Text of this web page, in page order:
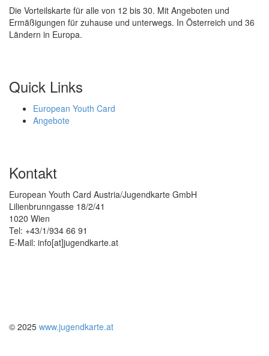
Die Vorteilskarte für alle von 12 bis 30. Mit Angeboten und
Ermäßigungen für zuhause und unterwegs. In Österreich und 36
Ländern in Europa.
Quick Links
European Youth Card
Angebote
Kontakt
European Youth Card Austria/Jugendkarte GmbH
Lilienbrunngasse 18/2/41
1020 Wien
Tel: +43/1/934 66 91
E-Mail: info[at]jugendkarte.at
© 2025 www.jugendkarte.at